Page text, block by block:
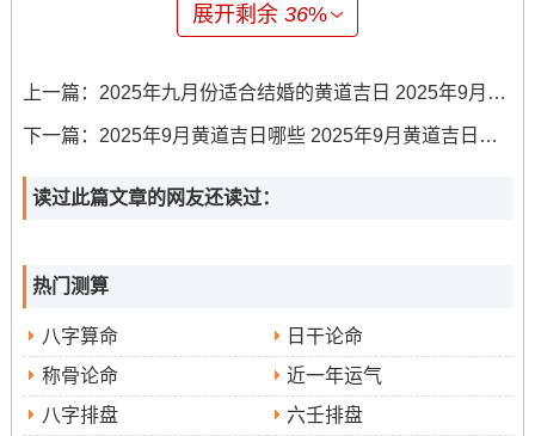
传统习俗中理发一事亦有许多禁忌;为了提醒大家规避或许
的不利关系到- 以求吉祥安康。
阴，阳气渐衰；此时理发或非最佳选择;多数黄历吉日会推
其二是月煞禁忌、需注意避开黄历中标注的月煞、月刑、
宜进行理发等事宜。
展开剩余36%
上一篇： 2025年九月份适合结婚的黄道吉日 2025年9月份结婚黄道吉日
下一篇： 2025年9月黄道吉日哪些 2025年9月黄道吉日有几天
读过此篇文章的网友还读过：
热门测算
八字算命
日干论命
称骨论命
近一年运气
八字排盘
六壬排盘